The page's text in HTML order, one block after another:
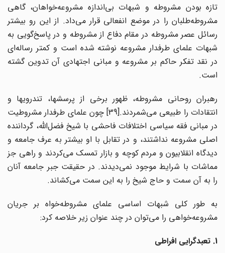
تازه بودن مشروطه و شبهات بی‌اندازه مشروعه‌خواهان، گاهی
مشروطه‌طلبان را در موضع انفعالی قرار می‌داد. از این رو بیشتر
رسائل عصر مشروطه در مقام دفاع از مشروطه و در پاسخ‌گویی به
شبهات علمای طرفدار مشروعه نوشته شده است و کمتر رساله‌ای
در نقد تفکر حاکم بر مشروعه و مبانی اجتهادی آن تدوین گشته
است.
رهبران روحانی مشروطه، ظهور برخی از پرسشها، تندرویها و
انتقادات را طبیعی می‌شمردند.[39] چون علمای طرفدار مشروطیت
در مبانی فقه سیاسی اختلافات فاحشی با شیخ فضل‌الله، گرداننده
اصلی مشروعه نداشتند، و در تقابل با او بیشتر به عرف جامعه و
دیدگاه انقلابیون و مردم کوچه و بازار تمسک می‌کردند و راهی جز
مماشات با شرایط موجود نمی‌دیدند. در حقیقت جبر جامعه آنان
را به آن سمت و حاج شیخ را به این سمت می‌کشاند.
به طور کلی شبهات اساسی علمای مشروطه‌خواه بر جریان
مشروعه‌خواهی را می‌توان در چند عنوان زیر خلاصه کرد: